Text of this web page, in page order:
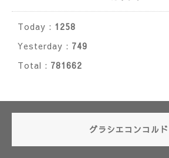
Today : 1258
Yesterday : 749
Total : 781662
グラシエコンコルド